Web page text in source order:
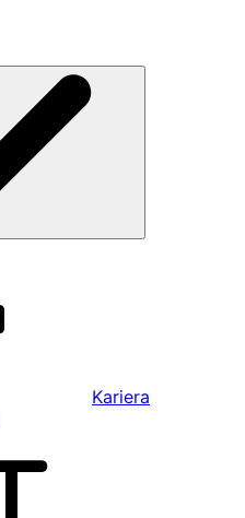
Kariera